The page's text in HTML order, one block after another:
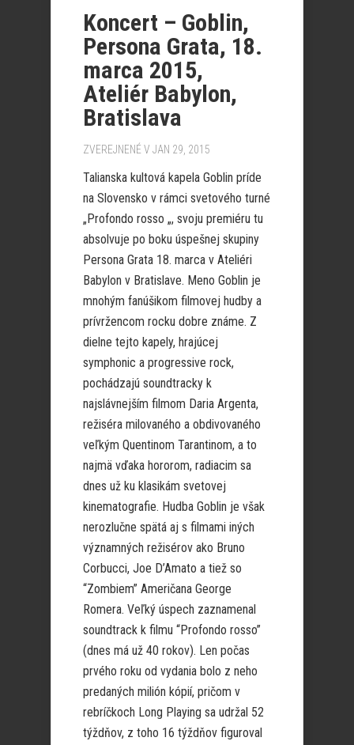
Koncert – Goblin,
Persona Grata, 18.
marca 2015,
Ateliér Babylon,
Bratislava
ZVEREJNENÉ V JAN 29, 2015
Talianska kultová kapela Goblin príde
na Slovensko v rámci svetového turné
„Profondo rosso „, svoju premiéru tu
absolvuje po boku úspešnej skupiny
Persona Grata 18. marca v Ateliéri
Babylon v Bratislave. Meno Goblin je
mnohým fanúšikom filmovej hudby a
prívržencom rocku dobre známe. Z
dielne tejto kapely, hrajúcej
symphonic a progressive rock,
pochádzajú soundtracky k
najslávnejším filmom Daria Argenta,
režiséra milovaného a obdivovaného
veľkým Quentinom Tarantinom, a to
najmä vďaka hororom, radiacim sa
dnes už ku klasikám svetovej
kinematografie. Hudba Goblin je však
nerozlučne spätá aj s filmami iných
významných režisérov ako Bruno
Corbucci, Joe D’Amato a tiež so
“Zombiem” Američana George
Romera. Veľký úspech zaznamenal
soundtrack k filmu “Profondo rosso”
(dnes má už 40 rokov). Len počas
prvého roku od vydania bolo z neho
predaných milión kópií, pričom v
rebríčkoch Long Playing sa udržal 52
týždňov, z toho 16 týždňov figuroval